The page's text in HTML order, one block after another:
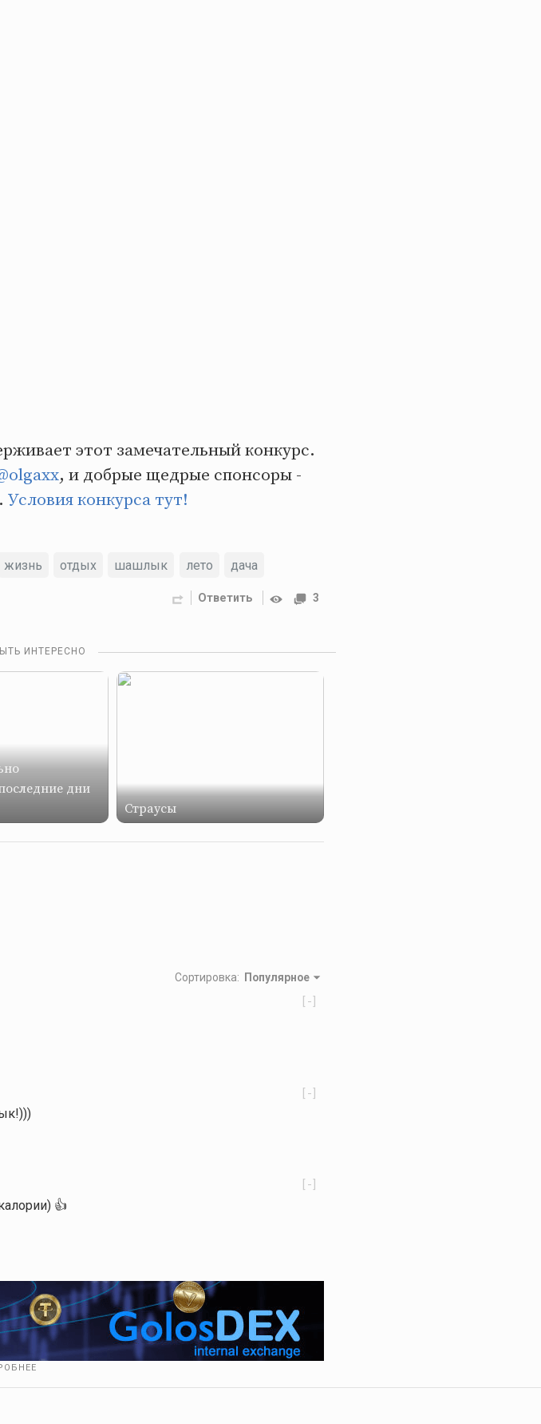
этот замечательный конкурс.
, и добрые щедрые спонсоры -
Условия конкурса тут!
жизнь отдых шашлык лето дача
Ответить 3
ИНТЕРЕСНО
дни
Страусы
Сортировка: Популярное
[-]
[-]
[-]
👍️